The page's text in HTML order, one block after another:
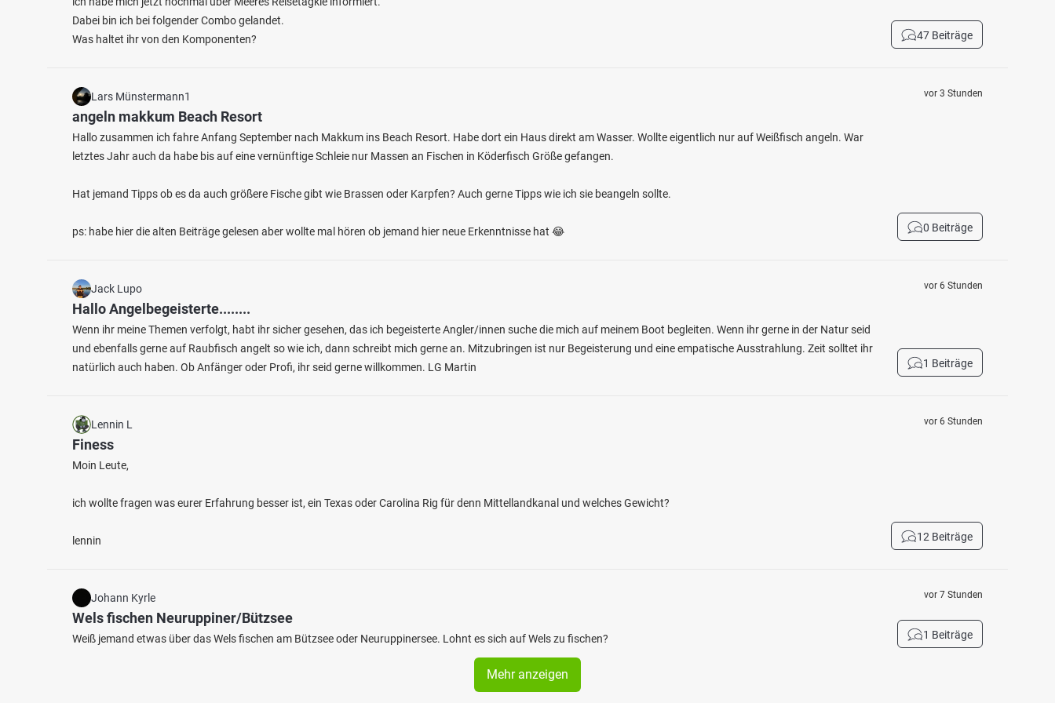
9 5.0
Fischarten: Döbel, Barbe, Bachforelle, Gründling,
Fluss bei 55776 Ruschberg
16 4.0
Fischarten: Hecht, Regenbogenforelle, Aal, Schleie,
Weiher bei 66909 Henschtal
Dabei bin ich bei folgender Combo gelandet.
Was haltet ihr von den Komponenten?
47 Beiträge
Lars Münstermann1
angeln makkum Beach Resort
Hallo zusammen ich fahre Anfang September nach Makkum ins Beach Resort. Habe dort ein Haus direkt am Wasser. Wollte eigentlich nur auf Weißfisch angeln. War
letztes Jahr auch da habe bis auf eine vernünftige Schleie nur Massen an Fischen in Köderfisch Größe gefangen.
Hat jemand Tipps ob es da auch größere Fische gibt wie Brassen oder Karpfen? Auch gerne Tipps wie ich sie beangeln sollte.
ps: habe hier die alten Beiträge gelesen aber wollte mal hören ob jemand hier neue Erkenntnisse hat 😂
vor 3 Stunden
0 Beiträge
Jack Lupo
Hallo Angelbegeisterte........
Wenn ihr meine Themen verfolgt, habt ihr sicher gesehen, das ich begeisterte Angler/innen suche die mich auf meinem Boot begleiten. Wenn ihr gerne in der Natur seid
und ebenfalls gerne auf Raubfisch angelt so wie ich, dann schreibt mich gerne an. Mitzubringen ist nur Begeisterung und eine empatische Ausstrahlung. Zeit solltet ihr
natürlich auch haben. Ob Anfänger oder Profi, ihr seid gerne willkommen. LG Martin
vor 6 Stunden
1 Beiträge
Lennin L
Finess
Moin Leute,
ich wollte fragen was eurer Erfahrung besser ist, ein Texas oder Carolina Rig für denn Mittellandkanal und welches Gewicht?
lennin
vor 6 Stunden
12 Beiträge
Johann Kyrle
Wels fischen Neuruppiner/Bützsee
Weiß jemand etwas über das Wels fischen am Bützsee oder Neuruppinersee. Lohnt es sich auf Wels zu fischen?
vor 7 Stunden
1 Beiträge
Mehr anzeigen